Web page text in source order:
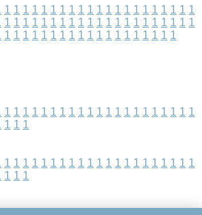
1 1 1 1 1 1 1 1 1 1 1 1 1 1 1 1 1 1 1 1 1
1 1 1 1 1 1 1 1 1 1 1 1 1 1 1 1 1 1 1 1 1
1 1 1 1 1 1 1 1 1 1 1 1 1 1 1 1 1 1 1
1 1 1 1 1 1 1 1 1 1 1 1 1 1 1 1 1 1 1 1 1
1 1 1
1 1 1 1 1 1 1 1 1 1 1 1 1 1 1 1 1 1 1 1 1
1 1 1